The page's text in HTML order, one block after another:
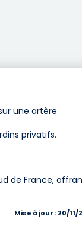
une artère
privatifs.
de France,
Mise à jour : 20/11/